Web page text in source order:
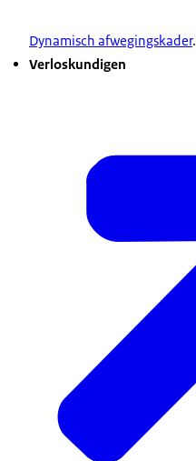
Dynamisch afwegingskader.
Verloskundigen